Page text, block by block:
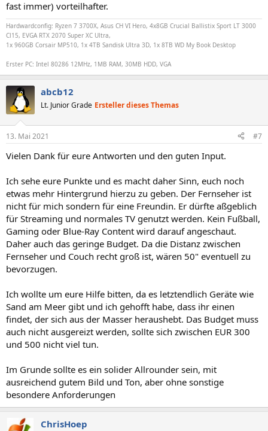
fast immer) vorteilhafter.
Hardwardconfig: Ryzen 7 3700X, Asus CH VI Hero, 4x8GB Crucial Ballistix Sport LT 3000
Cl15, EVGA RTX 2070 Super XC Ultra,
1x 960GB Corsair MP510, 1x 4TB Sandisk Ultra 3D, 1x 8TB WD My Book Desktop
Erster PC: Intel 80286 12MHz, 1MB RAM, 30MB HDD, VGA
abcb12
Lt. Junior Grade Ersteller dieses Themas
13. Mai 2021 #7
Vielen Dank für eure Antworten und den guten Input.
Ich sehe eure Punkte und es macht daher Sinn, euch noch
etwas mehr Hintergrund hierzu zu geben. Der Fernseher ist
nicht für mich sondern für eine Freundin. Er dürfte aßgeblich
für Streaming und normales TV genutzt werden. Kein Fußball,
Gaming oder Blue-Ray Content wird darauf angeschaut.
Daher auch das geringe Budget. Da die Distanz zwischen
Fernseher und Couch recht groß ist, wären 50" eventuell zu
bevorzugen.
Ich wollte um eure Hilfe bitten, da es letztendlich Geräte wie
Sand am Meer gibt und ich gehofft habe, dass ihr einen
findet, der sich aus der Masser heraushebt. Das Budget muss
auch nicht ausgereizt werden, sollte sich zwischen EUR 300
und 500 nicht viel tun.
Im Grunde sollte es ein solider Allrounder sein, mit
ausreichend gutem Bild und Ton, aber ohne sonstige
besondere Anforderungen
ChrisHoep